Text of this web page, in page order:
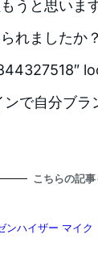
うと思います
れましたか？
で自分ブラ
こちらの記
ンハイザー マイ